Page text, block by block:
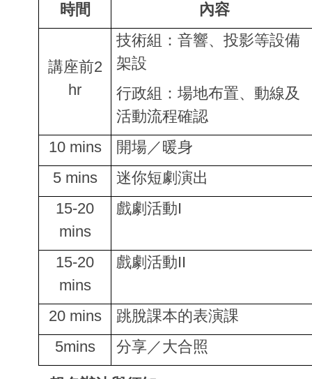
時間
內容
講座前2
hr
技術組：音響、投影等設備
架設
行政組：場地布置、動線及
活動流程確認
10 mins
開場／暖身
5 mins
迷你短劇演出
15-20
mins
戲劇活動I
15-20
mins
戲劇活動II
20 mins
跳脫課本的表演課
5mins
分享／大合照